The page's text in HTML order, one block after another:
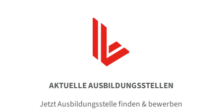
AKTUELLE AUSBILDUNGSSTELLEN
Jetzt Ausbildungsstelle finden & bewerben